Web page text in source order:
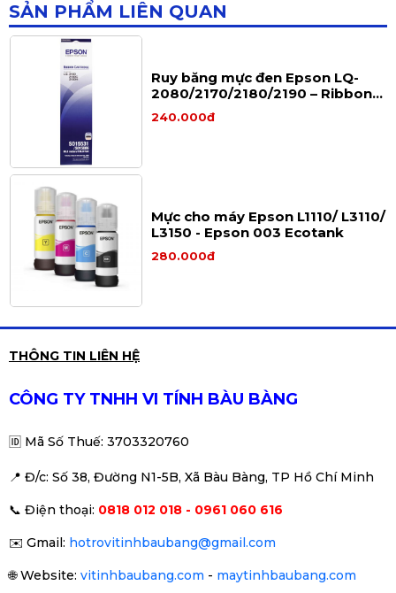
SẢN PHẨM LIÊN QUAN
Ruy băng mực đen Epson LQ-
2080/2170/2180/2190 – Ribbon
chính hãng cho máy in kim
Epson LQ Series
240.000đ
Mực cho máy Epson L1110/ L3110/
L3150 - Epson 003 Ecotank
280.000đ
G3000
280.000đ
Drum máy in Brother DR 2385
THÔNG TIN LIÊN HỆ
CÔNG TY TNHH VI TÍNH BÀU BÀNG
🆔 Mã Số Thuế: 3703320760
📍 Đ/c: Số 38, Đường N1-5B, Xã Bàu Bàng, TP Hồ Chí Minh
📞 Điện thoại: 0818 012 018 - 0961 060 616
✉️ Gmail: hotrovitinhbaubang@gmail.com
🌐Website: vitinhbaubang.com - maytinhbaubang.com